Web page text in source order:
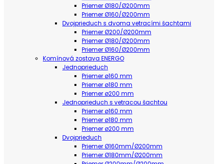
Priemer Ø180/Ø200mm
Priemer Ø160/Ø200mm
Dvojprieduch s dvoma vetracími šachtami
Priemer Ø200/Ø200mm
Priemer Ø180/Ø200mm
Priemer Ø160/Ø200mm
Komínová zostava ENERGO
Jednoprieduch
Priemer ø160 mm
Priemer ø180 mm
Priemer ø200 mm
Jednoprieduch s vetracou šachtou
Priemer ø160 mm
Priemer ø180 mm
Priemer ø200 mm
Dvojprieduch
Priemer Ø160mm/Ø200mm
Priemer Ø180mm/Ø200mm